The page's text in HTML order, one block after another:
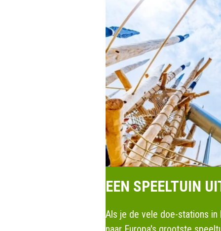
EEN SPEELTUIN
Als je de vele doe-stations